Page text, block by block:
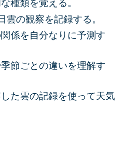
種類を覚える。
雲の観察を記録する。
係を自分なりに予測す
節ごとの違いを理解す
た雲の記録を使って天気